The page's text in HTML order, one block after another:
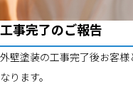
工事完了のご報告
外壁塗装の工事完了後お客
なります。